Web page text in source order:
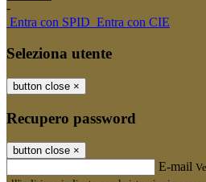
-
Entra con SPID Entra con CIE
Seleziona utente
button close ×
Recupero password
button close ×
E-mail